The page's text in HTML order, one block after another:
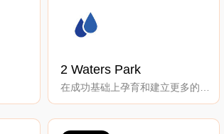
2 Waters Park